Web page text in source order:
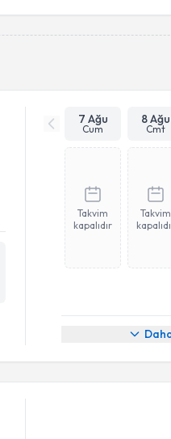
7 Ağu
Cum
8 Ağu
Cmt
Takvim
kapalıdır
Takvim